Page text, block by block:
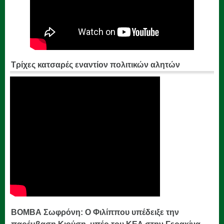
Τρίχες κατσαρές εναντίον πολιτικών αλητών
ΒΟΜΒΑ Σωφρόνη: Ο Φιλίππου υπέδειξε την